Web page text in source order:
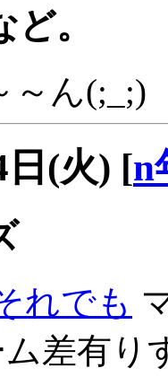
。
～ん(;_;)
日(火) [n
れでも
ム差有